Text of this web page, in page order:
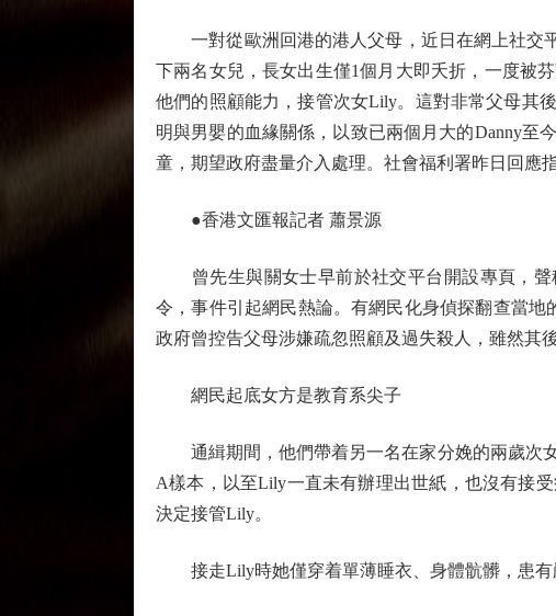
一對從歐洲回港的港人父母，近日在網上社交平
下兩名女兒，長女出生僅1個月大即夭折，一度被
他們的照顧能力，接管次女Lily。這對非常父母其
明與男嬰的血緣關係，以致已兩個月大的Danny至
童，期望政府盡量介入處理。社會福利署昨日回應
●香港文匯報記者 蕭景源
曾先生與關女士早前於社交平台開設專頁，聲
令，事件引起網民熱論。有網民化身偵探翻查當
政府曾控告父母涉嫌疏忽照顧及過失殺人，雖然其
網民起底女方是教育系尖子
通緝期間，他們帶着另一名在家分娩的兩歲次女
A樣本，以至Lily一直未有辦理出世紙，也沒有接
決定接管Lily。
接走Lily時她僅穿着單薄睡衣、身體骯髒，患有